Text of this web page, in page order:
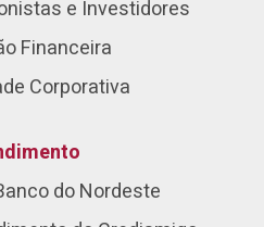
e Investidores
Financeira
Corporativa
do Nordeste